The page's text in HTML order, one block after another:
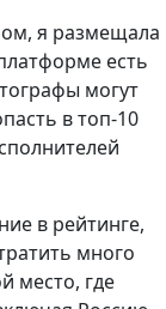
я размещала
есть
могут
в топ-10
в рейтинге,
много
место, где